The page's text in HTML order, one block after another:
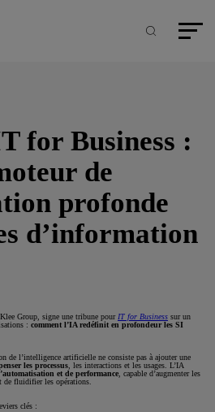
Recherche
Menu
for Business :
de
profonde
d’information
Group, signe une tribune pour IT for Business sur un
: comment l’IA redéfinit en profondeur les SI
de l’intelligence artificielle ne consiste pas à ajouter une
les processus , les interactions et les usages. L’IA
et de performance , capable d’augmenter les
de fluidifier les opérations.
clés :